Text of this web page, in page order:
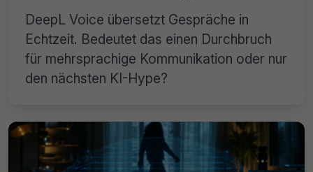
DeepL Voice übersetzt Gespräche in
Echtzeit. Bedeutet das einen Durchbruch
für mehrsprachige Kommunikation oder nur
den nächsten KI-Hype?